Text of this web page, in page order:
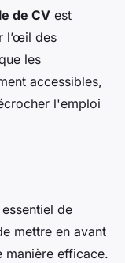
de CV est
l’œil des
les
accessibles,
l'emploi
de
mettre en avant
manière efficace.